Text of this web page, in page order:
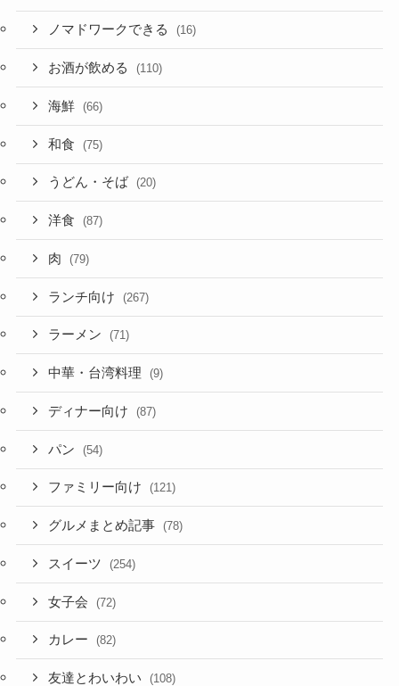
ノマドワークできる (16)
お酒が飲める (110)
海鮮 (66)
和食 (75)
うどん・そば (20)
洋食 (87)
肉 (79)
ランチ向け (267)
ラーメン (71)
中華・台湾料理 (9)
ディナー向け (87)
パン (54)
ファミリー向け (121)
グルメまとめ記事 (78)
スイーツ (254)
女子会 (72)
カレー (82)
友達とわいわい (108)